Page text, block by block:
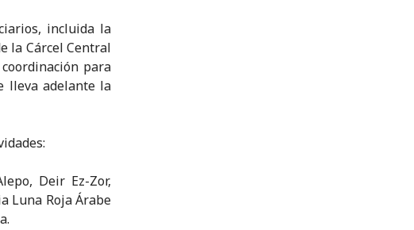
incluida la
la Cárcel Central
para
lleva adelante la
Deir Ez-Zor,
Luna Roja Árabe